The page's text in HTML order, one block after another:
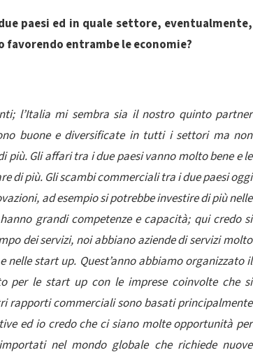
paesi ed in quale settore, eventualmente,
entrambe le economie?
l’Italia mi sembra sia il nostro quinto partner
buone e diversificate in tutti i settori ma non
più. Gli affari tra i due paesi vanno molto bene e le
di più. Gli scambi commerciali tra i due paesi oggi
ad esempio si potrebbe investire di più nelle
grandi competenze e capacità; qui credo si
dei servizi, noi abbiano aziende di servizi molto
nelle start up. Quest’anno abbiamo organizzato il
per le start up con le imprese coinvolte che si
rapporti commerciali sono basati principalmente
ed io credo che ci siano molte opportunità per
nel mondo globale che richiede nuove